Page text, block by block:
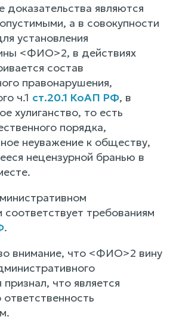
доказательства являются
а в совокупности
установления
<ФИО>2, в действиях
состав
правонарушения,
ч.1 ст.20.1 КоАП РФ, в
хулиганство, то есть
порядка,
неуважение к обществу,
нецензурной бранью в
требованиям
.
внимание, что <ФИО>2 вину
что является